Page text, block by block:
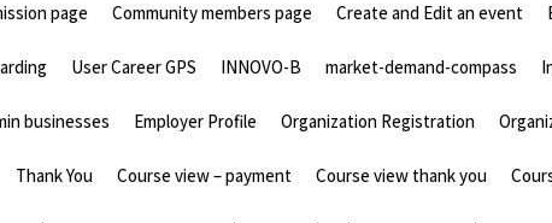
Create and Edit an event
Community members page
page
market-demand-compass
INNOVO-B
User Career GPS
Organization Registration
Employer Profile
businesses
Course view thank you
Course view – payment
Thank You